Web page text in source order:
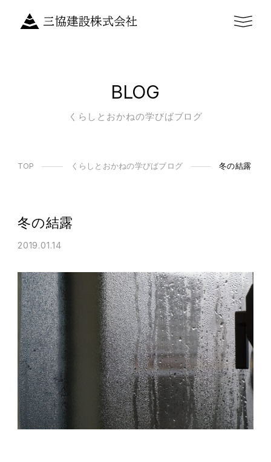
BLOG
くらしとおかねの学びばブログ
TOP くらしとおかねの学びばブログ 冬の結露
冬の結露
2019.01.14